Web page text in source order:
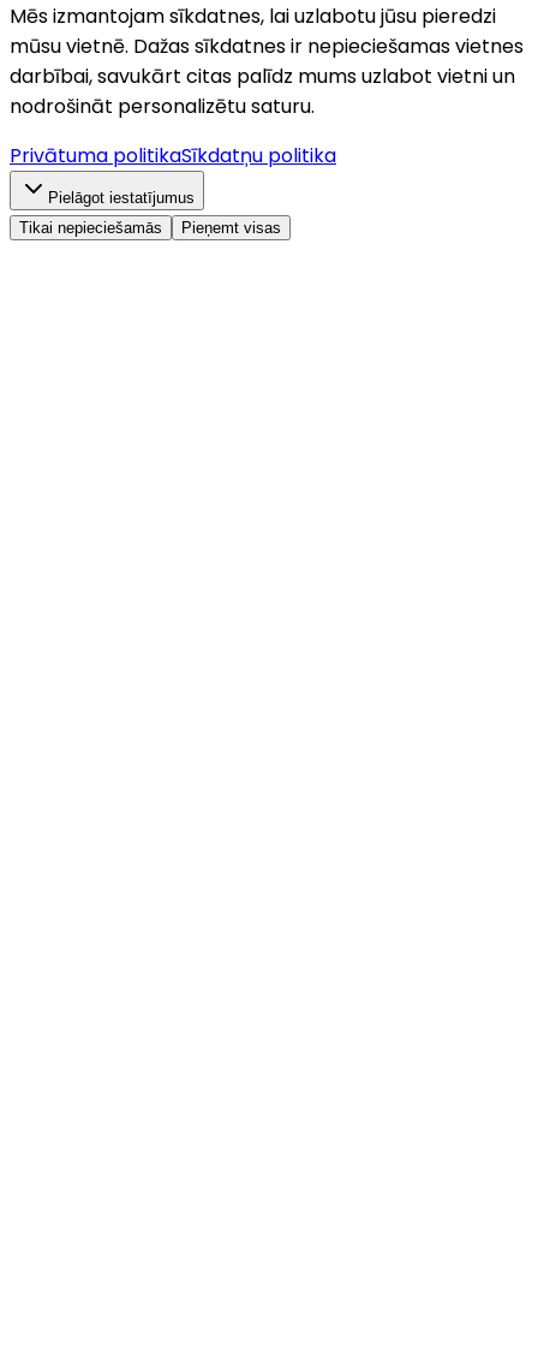
Mēs izmantojam sīkdatnes, lai uzlabotu jūsu pieredzi
mūsu vietnē. Dažas sīkdatnes ir nepieciešamas vietnes
darbībai, savukārt citas palīdz mums uzlabot vietni un
nodrošināt personalizētu saturu.
Privātuma politikaSīkdatņu politika
Pielāgot iestatījumus
Tikai nepieciešamās
Pieņemt visas